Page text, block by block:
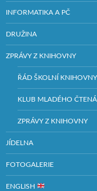
INFORMATIKA A PČ
DRUŽINA
ZPRÁVY Z KNIHOVNY
ŘÁD ŠKOLNÍ KNIHOVNY
KLUB MLADÉHO
ZPRÁVY Z KNIHOVNY
JÍDELNA
FOTOGALERIE
ENGLISH